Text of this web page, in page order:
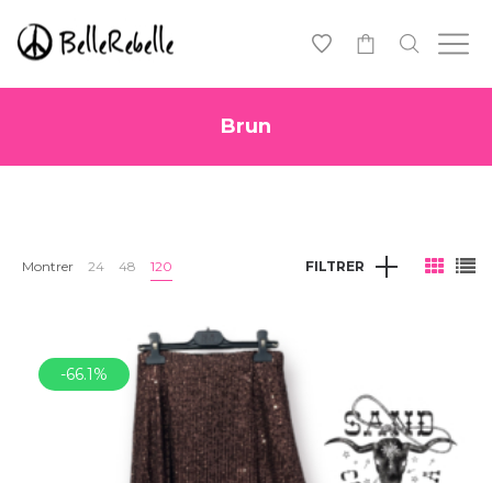
Brun
Montrer 24 48 120 FILTRER
-66.1%